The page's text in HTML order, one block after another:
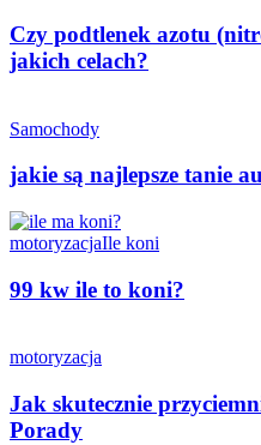
Czy podtlenek azotu
jakich celach?
Samochody
jakie są najlepsze tanie
motoryzacjaIle koni
99 kw ile to koni?
motoryzacja
Jak skutecznie
Porady